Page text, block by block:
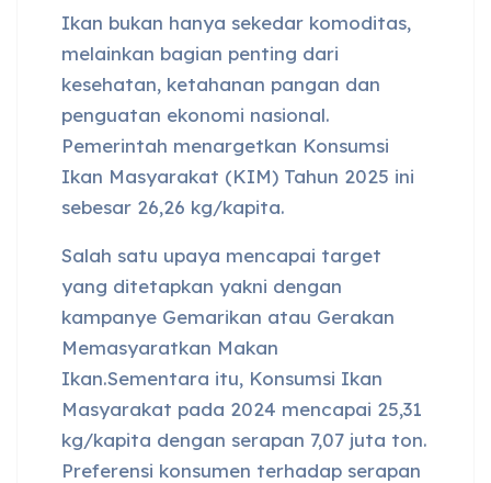
Ikan bukan hanya sekedar komoditas,
melainkan bagian penting dari
kesehatan, ketahanan pangan dan
penguatan ekonomi nasional.
Pemerintah menargetkan Konsumsi
Ikan Masyarakat (KIM) Tahun 2025 ini
sebesar 26,26 kg/kapita.
Salah satu upaya mencapai target
yang ditetapkan yakni dengan
kampanye Gemarikan atau Gerakan
Memasyaratkan Makan
Ikan.Sementara itu, Konsumsi Ikan
Masyarakat pada 2024 mencapai 25,31
kg/kapita dengan serapan 7,07 juta ton.
Preferensi konsumen terhadap serapan